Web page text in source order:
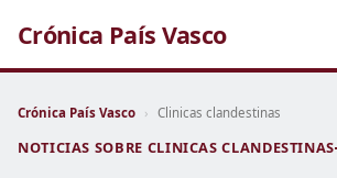
Crónica País Vasco
Crónica País Vasco › Clinicas clandestinas
NOTICIAS SOBRE CLINICAS CLANDESTINAS